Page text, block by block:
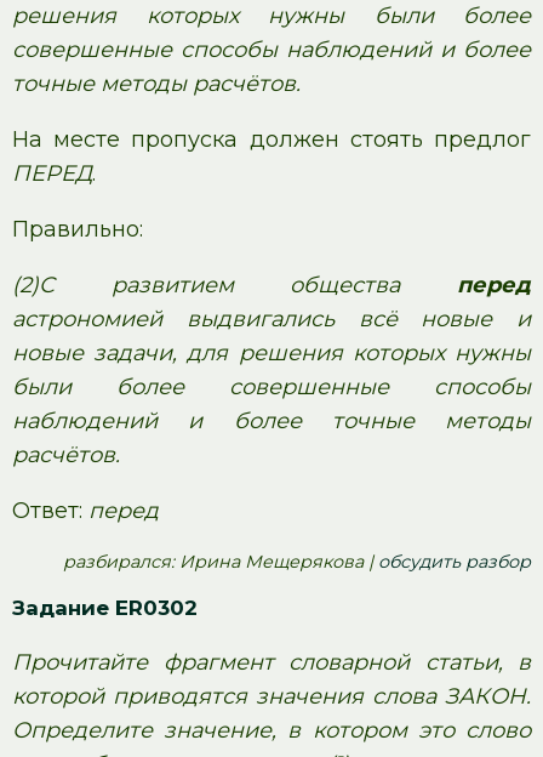
решения которых нужны были более
совершенные способы наблюдений и более
точные методы расчётов.
На месте пропуска должен стоять предлог
ПЕРЕД.
Правильно:
(2)С развитием общества перед
астрономией выдвигались всё новые и
новые задачи, для решения которых нужны
были более совершенные способы
наблюдений и более точные методы
расчётов.
Ответ: перед
pазбирался: Ирина Мещерякова |обсудить разбор
Задание ER0302
Прочитайте фрагмент словарной статьи, в
которой приводятся значения слова ЗАКОН.
Определите значение, в котором это слово